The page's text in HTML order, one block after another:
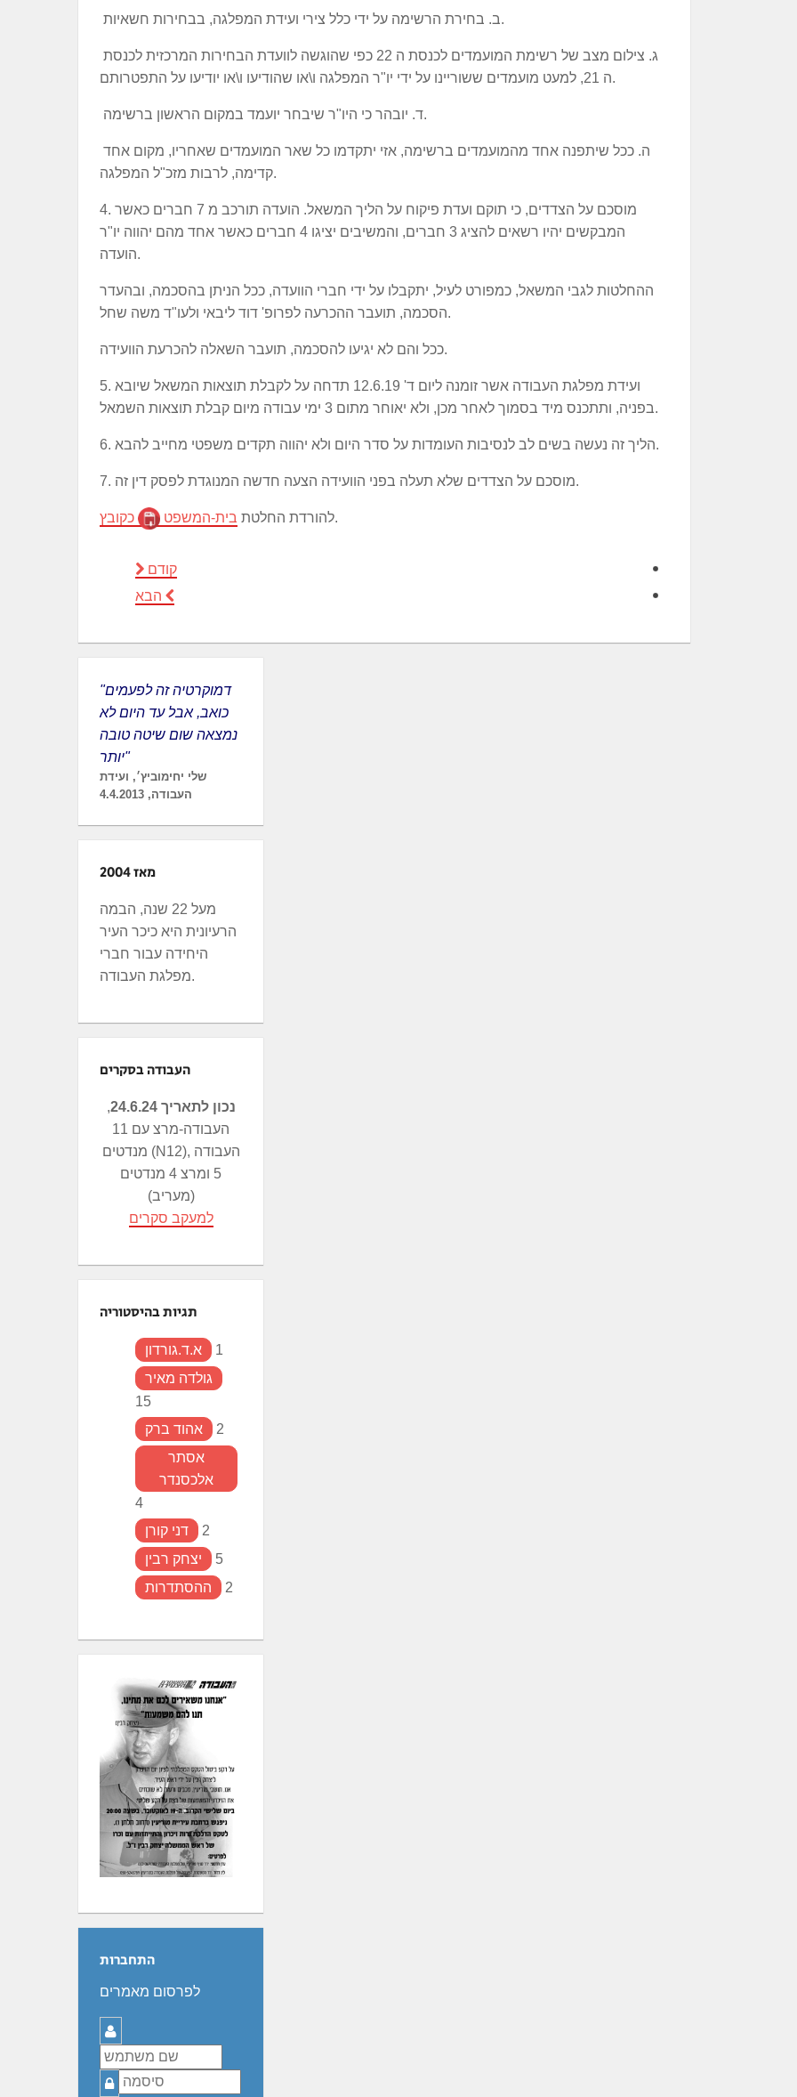
ב. בחירת הרשימה על ידי כלל צירי ועידת המפלגה, בבחירות חשאיות.
ה 21, למעט מועמדים ששוריינו על ידי יו"ר המפלגה ו\או שהודיעו ו\או יודיעו על התפטרותם.
ד. יובהר כי היו"ר שיבחר יועמד במקום הראשון ברשימה.
קדימה, לרבות מזכ"ל המפלגה.
4. מוסכם על הצדדים, כי תוקם ועדת פיקוח על הליך המשאל. הועדה תורכב מ 7 חברים כאשר
המבקשים יהיו רשאים להציג 3 חברים, והמשיבים יציגו 4 חברים כאשר אחד מהם יהווה יו"ר
הועדה.
ההחלטות לגבי המשאל, כמפורט לעיל, יתקבלו על ידי חברי הוועדה, ככל הניתן בהסכמה, ובהעדר
הסכמה, תועבר ההכרעה לפרופ' דוד ליבאי ולעו"ד משה שחל.
ככל והם לא יגיעו להסכמה, תועבר השאלה להכרעת הוועידה.
5. ועידת מפלגת העבודה אשר זומנה ליום ד' 12.6.19 תדחה על לקבלת תוצאות המשאל שיובא
בפניה, ותתכנס מיד בסמוך לאחר מכן, ולא יאוחר מתום 3 ימי עבודה מיום קבלת תוצאות השמאל.
6. הליך זה נעשה בשים לב לנסיבות העומדות על סדר היום ולא יהווה תקדים משפטי מחייב להבא.
7. מוסכם על הצדדים שלא תעלה בפני הוועידה הצעה חדשה המנוגדת לפסק דין זה.
להורדת החלטת בית-המשפט כקובץ .
קודם
הבא
"דמוקרטיה זה לפעמים
כואב, אבל עד היום לא
נמצאה שום שיטה טובה
יותר"
שלי יחימוביץ׳, ועידת
העבודה, 4.4.2013
מאז 2004
מעל 22 שנה, הבמה
הרעיונית היא כיכר העיר
היחידה עבור חברי
מפלגת העבודה.
העבודה בסקרים
נכון לתאריך 24.6.24
,
העבודה-מרצ עם 11
מנדטים (N12), העבודה
5 ומרצ 4 מנדטים
(מעריב)
למעקב סקרים
תגיות בהיסטוריה
א.ד.גורדון
1
גולדה מאיר
15
אהוד ברק
2
אסתר
אלכסנדר
4
דני קורן
2
יצחק רבין
5
ההסתדרות
2
התחברות
לפרסום מאמרים
שם
משתמש
סיסמה